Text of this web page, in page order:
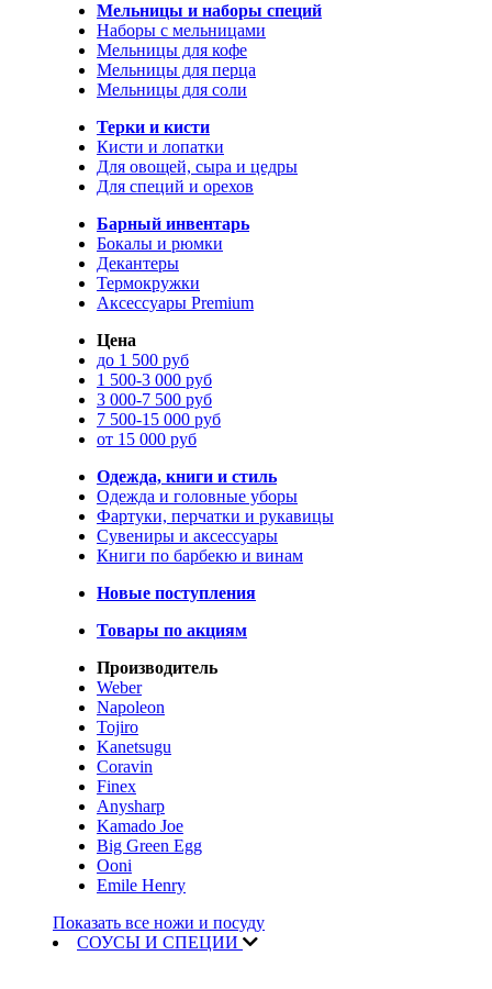
Мельницы и наборы специй
Наборы с мельницами
Мельницы для кофе
Мельницы для перца
Мельницы для соли
Терки и кисти
Кисти и лопатки
Для овощей, сыра и цедры
Для специй и орехов
Барный инвентарь
Бокалы и рюмки
Декантеры
Термокружки
Аксессуары Premium
Цена
до 1 500 руб
1 500-3 000 руб
3 000-7 500 руб
7 500-15 000 руб
от 15 000 руб
Одежда, книги и стиль
Одежда и головные уборы
Фартуки, перчатки и рукавицы
Сувениры и аксессуары
Книги по барбекю и винам
Новые поступления
Товары по акциям
Производитель
Weber
Napoleon
Tojiro
Kanetsugu
Coravin
Finex
Anysharp
Kamado Joe
Big Green Egg
Ooni
Emile Henry
Показать все ножи и посуду
СОУСЫ И СПЕЦИИ